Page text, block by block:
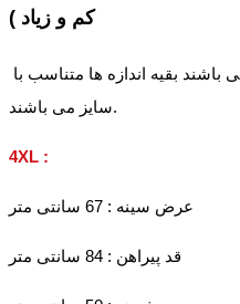
کم و زیاد )
سایز می باشند.
4XL :
عرض سینه : 67 سانتی متر
قد پیراهن : 84 سانتی متر